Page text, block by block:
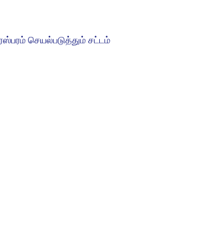
செயல்படுத்தும் சட்டம்